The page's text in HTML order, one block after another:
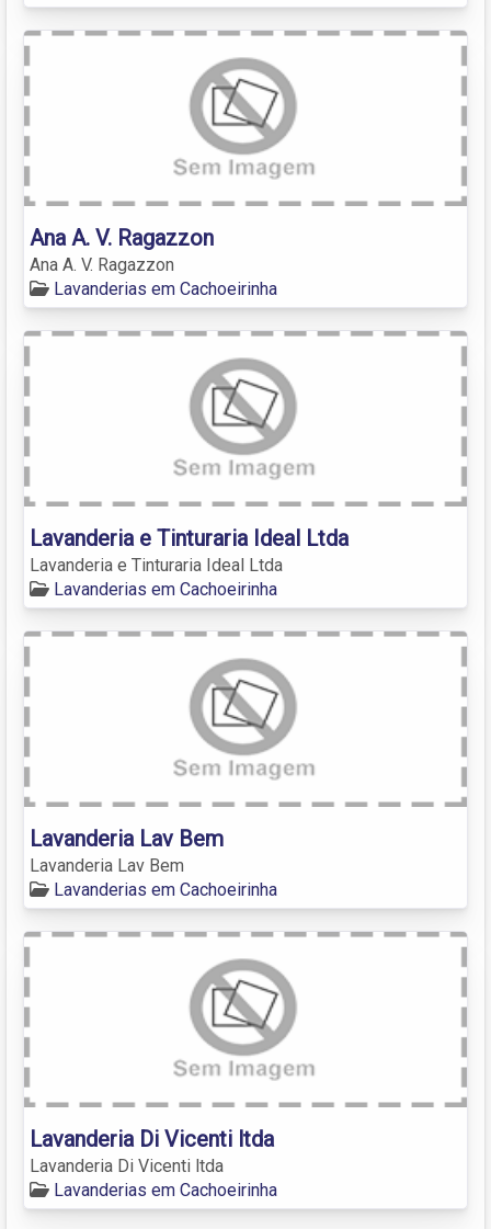
Ana A. V. Ragazzon
Ana A. V. Ragazzon
Lavanderias em Cachoeirinha
Lavanderia e Tinturaria Ideal Ltda
Lavanderia e Tinturaria Ideal Ltda
Lavanderias em Cachoeirinha
Lavanderia Lav Bem
Lavanderia Lav Bem
Lavanderias em Cachoeirinha
Lavanderia Di Vicenti ltda
Lavanderia Di Vicenti ltda
Lavanderias em Cachoeirinha